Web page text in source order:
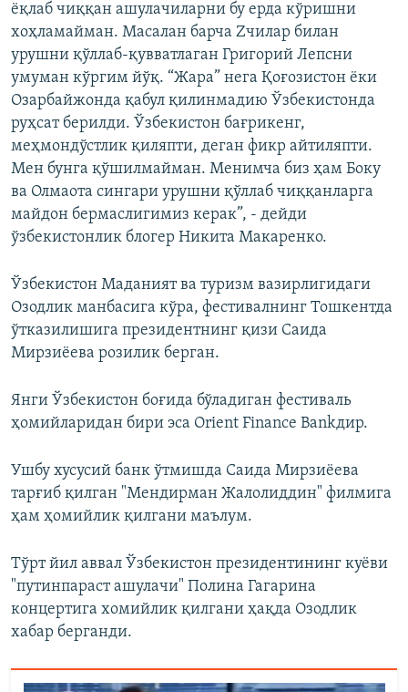
ёқлаб чиққан ашулачиларни бу ерда кўришни
хоҳламайман. Масалан барча Zчилар билан
урушни қўллаб-қувватлаган Григорий Лепсни
умуман кўргим йўқ. “Жара” нега Қоғозистон ёки
Озарбайжонда қабул қилинмадию Ўзбекистонда
руҳсат берилди. Ўзбекистон бағрикенг,
меҳмондўстлик қиляпти, деган фикр айтиляпти.
Мен бунга қўшилмайман. Менимча биз ҳам Боку
ва Олмаота сингари урушни қўллаб чиққанларга
майдон бермаслигимиз керак”, - дейди
ўзбекистонлик блогер Никита Макаренко.
Ўзбекистон Маданият ва туризм вазирлигидаги
Озодлик манбасига кўра, фестивалнинг Тошкентда
ўтказилишига президентнинг қизи Саида
Мирзиёева розилик берган.
Янги Ўзбекистон боғида бўладиган фестиваль
ҳомийларидан бири эса Orient Finance Bankдир.
Ушбу хусусий банк ўтмишда Саида Мирзиёева
тарғиб қилган "Мендирман Жалолиддин" филмига
ҳам ҳомийлик қилгани маълум.
Тўрт йил аввал Ўзбекистон президентининг куёви
"путинпараст ашулачи" Полина Гагарина
концертига хомийлик қилгани ҳақда Озодлик
хабар берганди.